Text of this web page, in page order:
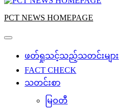
PCT NEWS HOMEPAGE
ဖတ်ရှုသင့်သည့်သတင်းများ
FACT CHECK
သတင်းစာ
မြဝတီ